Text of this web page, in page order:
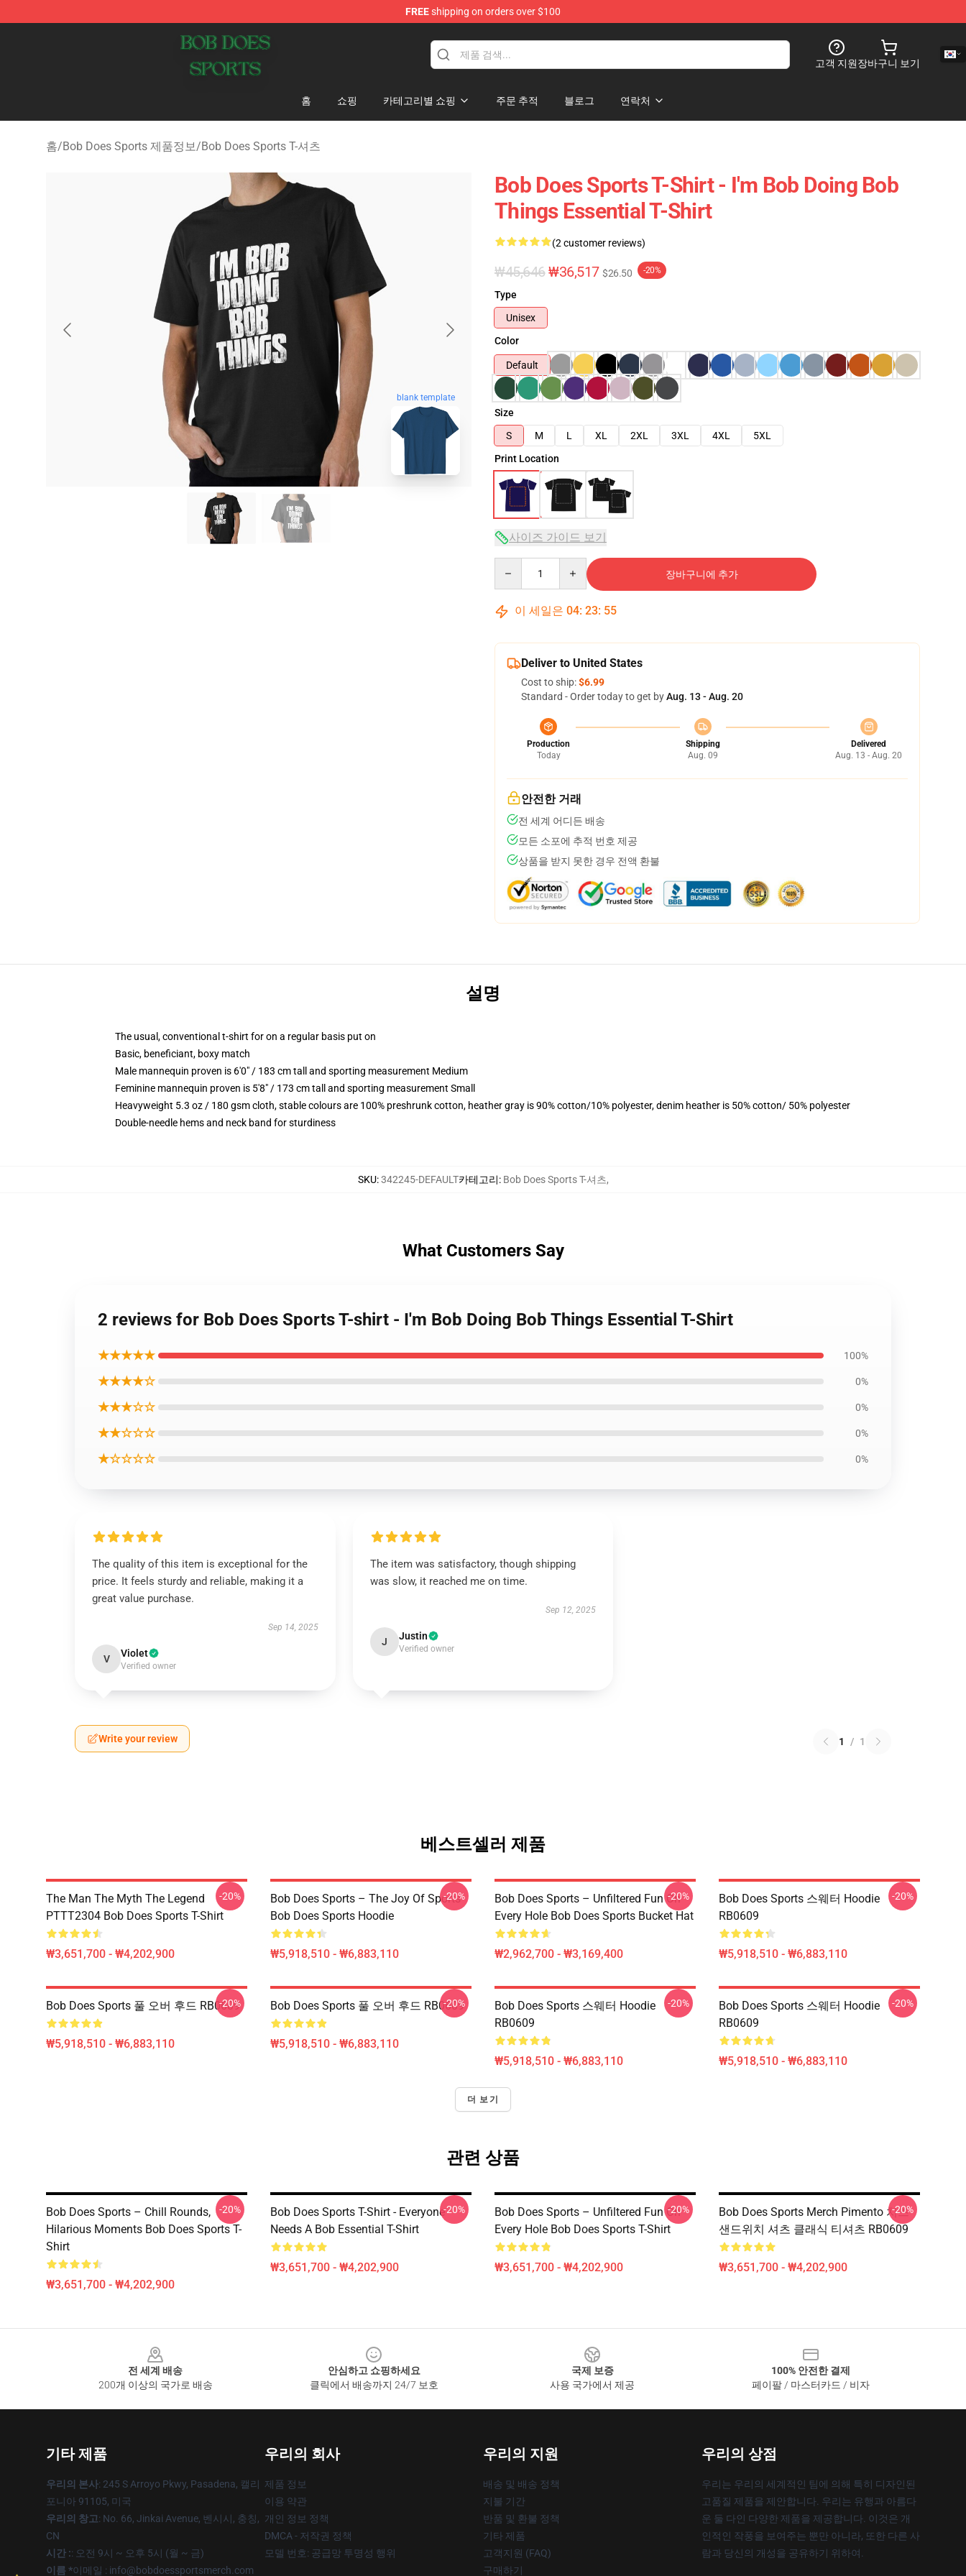
FREEshipping on orders over $100
Bob Does Sports Store - Official Bob Does Sports Merchandise Shop
고객 지원장바구니 보기
홈 쇼핑 카테고리별 쇼핑 주문 추적 블로그 연락처
홈/Bob Does Sports 제품정보/Bob Does Sports T-셔츠
blank template
Bob Does Sports T-Shirt - I'm Bob Doing Bob
Things Essential T-Shirt
(2 customer reviews)
₩45,646₩36,517 $26.50 -20%
Type
Unisex
Color
Default
Size
S
M L XL 2XL 3XL 4XL
5XL
Print Location
사이즈 가이드 보기
장바구니에 추가
이 세일은 04: 23: 54
Deliver to United States
Cost to ship:$6.99
Standard - Order today to get byAug. 13 - Aug. 20
Production
Today
Shipping
Aug. 09
Delivered
Aug. 13 - Aug. 20
안전한 거래
전 세계 어디든 배송
모든 소포에 추적 번호 제공
상품을 받지 못한 경우 전액 환불
설명
The usual, conventional t-shirt for on a regular basis put on
Basic, beneficiant, boxy match
Male mannequin proven is 6'0" / 183 cm tall and sporting measurement Medium
Feminine mannequin proven is 5'8" / 173 cm tall and sporting measurement Small
Heavyweight 5.3 oz / 180 gsm cloth, stable colours are 100% preshrunk cotton, heather gray is 90% cotton/10% polyester, denim heather is 50% cotton/ 50% polyester
Double-needle hems and neck band for sturdiness
SKU:342245-DEFAULT카테고리: Bob Does Sports T-셔츠,
What Customers Say
2 reviews for Bob Does Sports T-shirt - I'm Bob Doing Bob Things Essential T-Shirt
★★★★★ 100%
★★★★☆ 0%
★★★☆☆ 0%
★★☆☆☆ 0%
★☆☆☆☆ 0%
The quality of this item is exceptional for the
price. It feels sturdy and reliable, making it a
great value purchase.
Sep 14, 2025
V Violet
Verified owner
The item was satisfactory, though shipping
was slow, it reached me on time.
Sep 12, 2025
J Justin
Verified owner
Write your review 1 / 1
베스트셀러 제품
The Man The Myth The Legend
PTTT2304 Bob Does Sports T-Shirt
₩3,651,700 - ₩4,202,900
-20%
Bob Does Sports – The Joy Of Sports
Bob Does Sports Hoodie
₩5,918,510 - ₩6,883,110
-20%
Bob Does Sports – Unfiltered Fun On
Every Hole Bob Does Sports Bucket Hat
₩2,962,700 - ₩3,169,400
-20%
Bob Does Sports 스웨터 Hoodie
RB0609
₩5,918,510 - ₩6,883,110
-20%
Bob Does Sports 풀 오버 후드 RB0609
₩5,918,510 - ₩6,883,110
-20% Bob Does Sports 풀 오버 후드 RB0609
₩5,918,510 - ₩6,883,110
-20%
Bob Does Sports 스웨터 Hoodie
RB0609
₩5,918,510 - ₩6,883,110
-20%
Bob Does Sports 스웨터 Hoodie
RB0609
₩5,918,510 - ₩6,883,110
-20%
더 보기
관련 상품
Bob Does Sports – Chill Rounds,
Hilarious Moments Bob Does Sports T-
Shirt
₩3,651,700 - ₩4,202,900
-20%
Bob Does Sports T-Shirt - Everyone
Needs A Bob Essential T-Shirt
₩3,651,700 - ₩4,202,900
-20%
Bob Does Sports – Unfiltered Fun On
Every Hole Bob Does Sports T-Shirt
₩3,651,700 - ₩4,202,900
-20%
Bob Does Sports Merch Pimento 치즈
샌드위치 셔츠 클래식 티셔츠 RB0609
₩3,651,700 - ₩4,202,900
-20%
전 세계 배송
200개 이상의 국가로 배송
안심하고 쇼핑하세요
클릭에서 배송까지 24/7 보호
국제 보증
사용 국가에서 제공
100% 안전한 결제
페이팔 / 마스터카드 / 비자
기타 제품
우리의 본사: 245 S Arroyo Pkwy, Pasadena, 캘리
포니아 91105, 미국
우리의 창고: No. 66, Jinkai Avenue, 벤시시, 충칭,
CN
시간 :: 오전 9시 ~ 오후 5시 (월 ~ 금)
이름 *이메일 : info@bobdoessportsmerch.com
우리의 회사
제품 정보
이용 약관
개인 정보 정책
DMCA - 저작권 정책
모델 번호: 공급망 투명성 행위
우리의 지원
배송 및 배송 정책
지불 기간
반품 및 환불 정책
기타 제품
고객지원 (FAQ)
구매하기
우리의 상점
우리는 우리의 세계적인 팀에 의해 특히 디자인된
고품질 제품을 제안합니다. 우리는 유행과 아름다
운 둘 다인 다양한 제품을 제공합니다. 이것은 개
인적인 작풍을 보여주는 뿐만 아니라, 또한 다른 사
람과 당신의 개성을 공유하기 위하여.